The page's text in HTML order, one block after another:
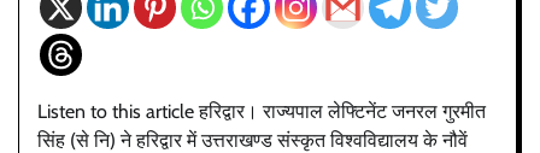
Listen to this article हरिद्वार। राज्यपाल लेफ्टिनेंट जनरल गुरमीत
सिंह (से नि) ने हरिद्वार में उत्तराखण्ड संस्कृत विश्वविद्यालय के नौवें